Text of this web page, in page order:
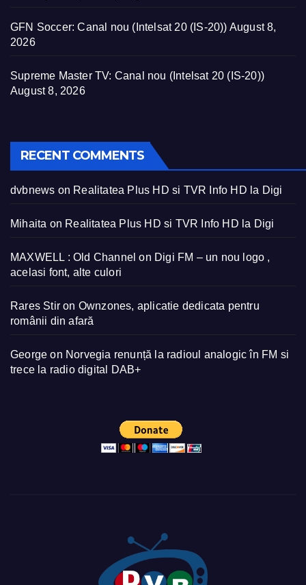
GFN Soccer: Canal nou (Intelsat 20 (IS-20)) August 8,
2026
Supreme Master TV: Canal nou (Intelsat 20 (IS-20))
August 8, 2026
RECENT COMMENTS
dvbnews on Realitatea Plus HD si TVR Info HD la Digi
Mihaita on Realitatea Plus HD si TVR Info HD la Digi
MAXWELL : Old Channel on Digi FM – un nou logo ,
acelasi font, alte culori
Rares Stir on Ownzones, aplicatie dedicata pentru
românii din afară
George on Norvegia renunță la radioul analogic în FM si
trece la radio digital DAB+